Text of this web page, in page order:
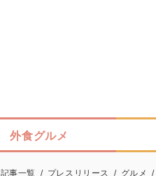
外食グルメ
記事一覧 / プレスリリース / グルメ /